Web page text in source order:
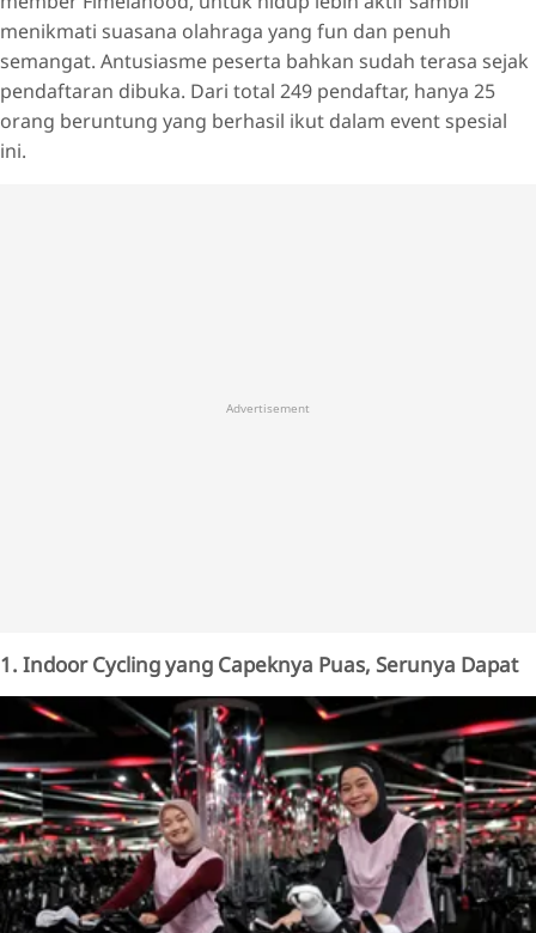
menikmati suasana olahraga yang fun dan penuh
semangat. Antusiasme peserta bahkan sudah terasa sejak
pendaftaran dibuka. Dari total 249 pendaftar, hanya 25
orang beruntung yang berhasil ikut dalam event spesial
ini.
Advertisement
1. Indoor Cycling yang Capeknya Puas, Serunya Dapat